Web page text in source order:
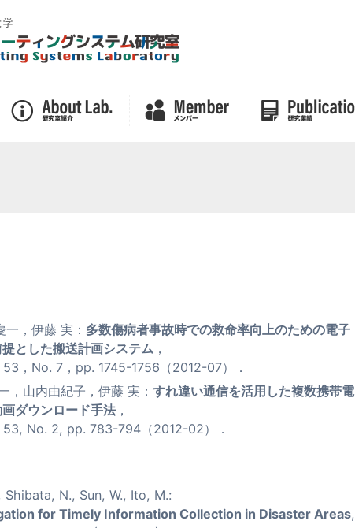
，伊藤 実： 多数傷病者事故時での救命率向上のための電子
とした搬送計画システム ，
，No. 7，pp. 1745-1756（2012-07）．
，山内由紀子，伊藤 実： すれ違い通信を活用した複数携帯電
ダウンロード手法 ，
53, No. 2, pp. 783-794（2012-02）．
N., Sun, W., Ito, M.:
for Timely Information Collection in Disaster Areas,